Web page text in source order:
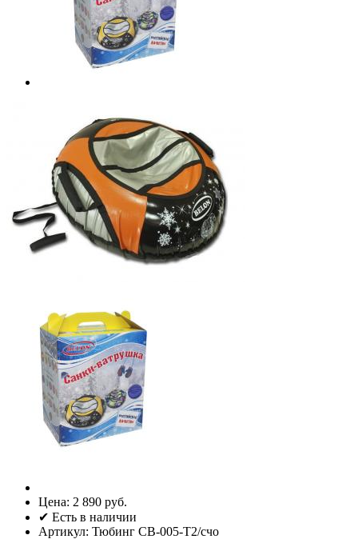
Цена: 2 890 руб.
✔ Есть в наличии
Артикул: Тюбинг СВ-005-Т2/счо